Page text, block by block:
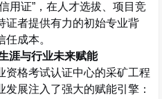
用证” ，在人才选拔、项目竞
证者提供有力的初始专业背
成本。
涯与行业未来赋能
资格考试认证中心的采矿工程
展注入了强大的赋能引擎：